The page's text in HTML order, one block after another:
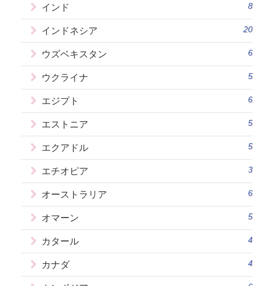
インド 8
インドネシア 20
ウズベキスタン 6
ウクライナ 5
エジプト 6
エストニア 5
エクアドル 5
エチオピア 3
オーストラリア 6
オマーン 5
カタール 4
カナダ 4